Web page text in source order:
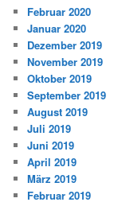
Februar 2020
Januar 2020
Dezember 2019
November 2019
Oktober 2019
September 2019
August 2019
Juli 2019
Juni 2019
April 2019
März 2019
Februar 2019